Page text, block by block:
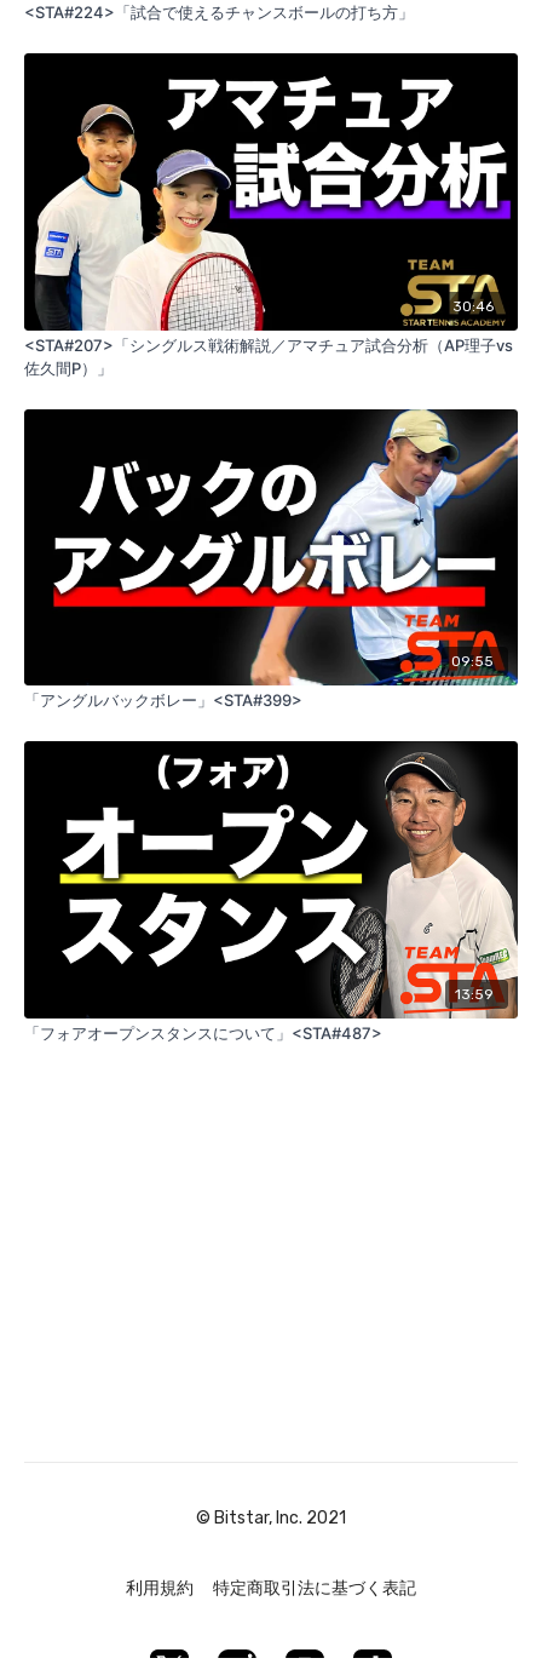
<STA#224>「試合で使えるチャンスボールの打ち方」
30:46
<STA#207>「シングルス戦術解説／アマチュア試合分析（AP理子vs
佐久間P）」
09:55
「アングルバックボレー」<STA#399>
13:59
「フォアオープンスタンスについて」<STA#487>
© Bitstar, Inc. 2021
利用規約 特定商取引法に基づく表記